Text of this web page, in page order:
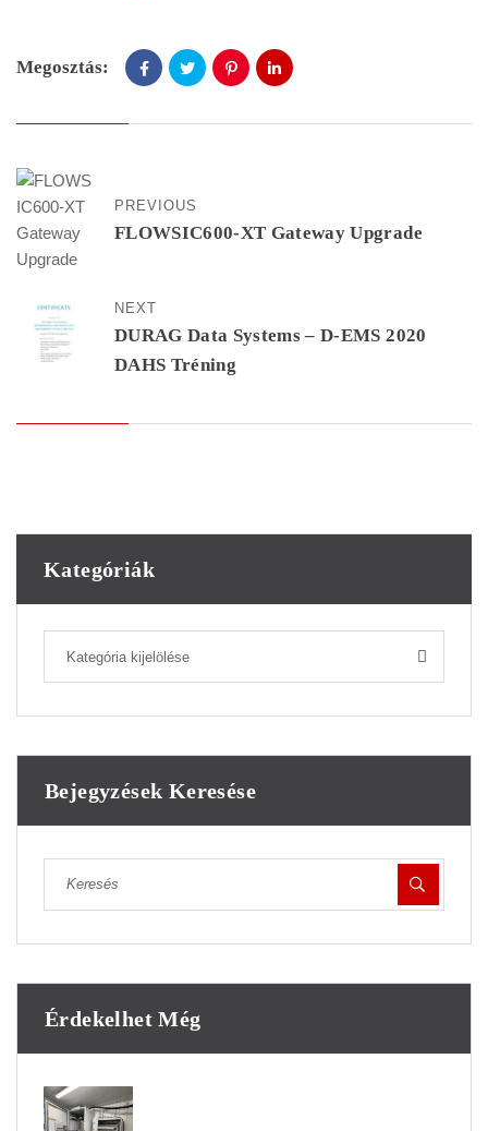
Megosztás:
PREVIOUS
FLOWSIC600-XT Gateway Upgrade
NEXT
DURAG Data Systems – D-EMS 2020
DAHS Tréning
Kategóriák
Kategória kijelölése
Bejegyzések Keresése
Érdekelhet Még